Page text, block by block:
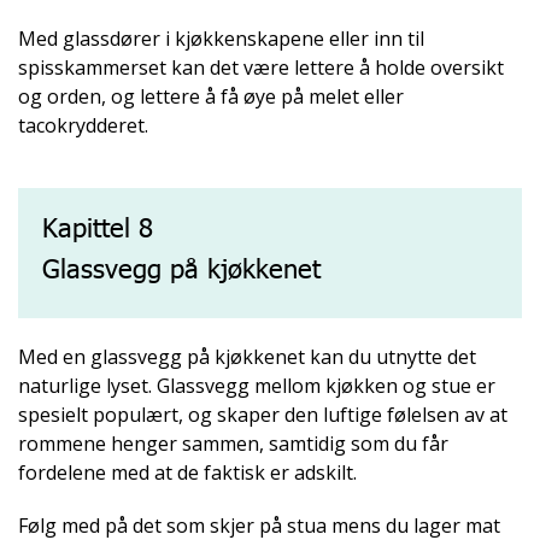
Med glassdører i kjøkkenskapene eller inn til
spisskammerset kan det være lettere å holde oversikt
og orden, og lettere å få øye på melet eller
tacokrydderet.
Kapittel 8
Glassvegg på kjøkkenet
Med en glassvegg på kjøkkenet kan du utnytte det
naturlige lyset. Glassvegg mellom kjøkken og stue er
spesielt populært, og skaper den luftige følelsen av at
rommene henger sammen, samtidig som du får
fordelene med at de faktisk er adskilt.
Følg med på det som skjer på stua mens du lager mat